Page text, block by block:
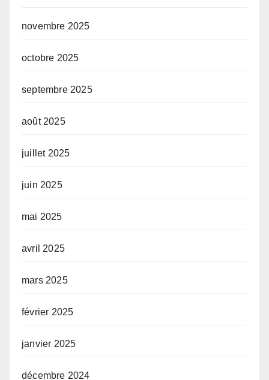
novembre 2025
octobre 2025
septembre 2025
août 2025
juillet 2025
juin 2025
mai 2025
avril 2025
mars 2025
février 2025
janvier 2025
décembre 2024